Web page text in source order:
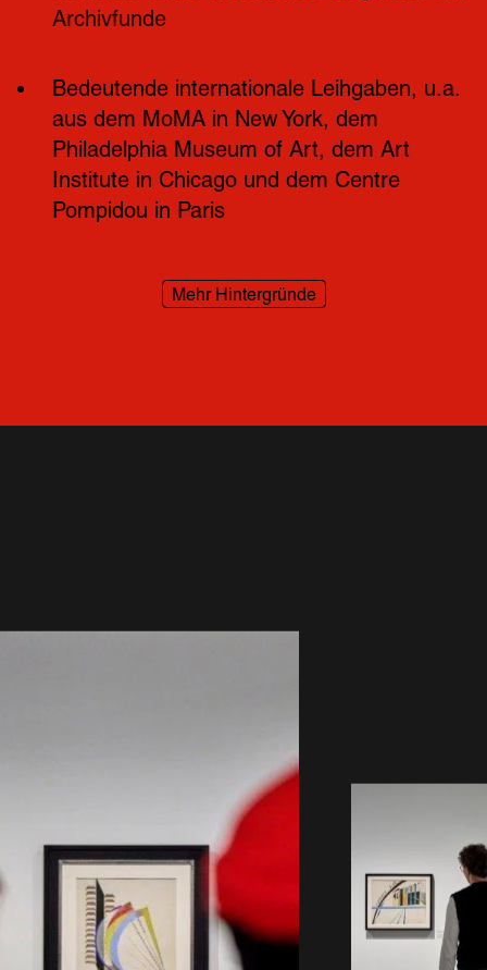
Archivfunde
Bedeutende internationale Leihgaben, u.a.
aus dem MoMA in New York, dem
Philadelphia Museum of Art, dem Art
Institute in Chicago und dem Centre
Pompidou in Paris
Mehr Hintergründe